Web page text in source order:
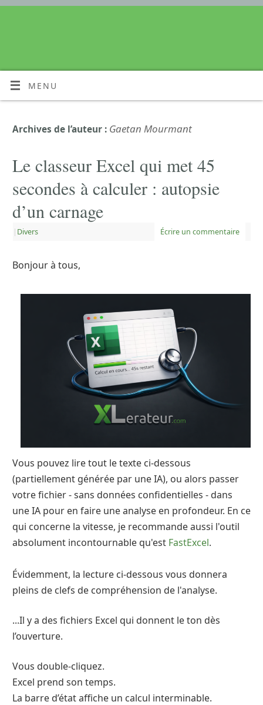
MENU
Archives de l’auteur : Gaetan Mourmant
Le classeur Excel qui met 45
secondes à calculer : autopsie
d’un carnage
| Divers Écrire un commentaire
Bonjour à tous,
Vous pouvez lire tout le texte ci-dessous
(partiellement générée par une IA), ou alors passer
votre fichier - sans données confidentielles - dans
une IA pour en faire une analyse en profondeur. En ce
qui concerne la vitesse, je recommande aussi l'outil
absolument incontournable qu'est FastExcel.
Évidemment, la lecture ci-dessous vous donnera
pleins de clefs de compréhension de l'analyse.
...Il y a des fichiers Excel qui donnent le ton dès
l’ouverture.
Vous double-cliquez.
Excel prend son temps.
La barre d’état affiche un calcul interminable.